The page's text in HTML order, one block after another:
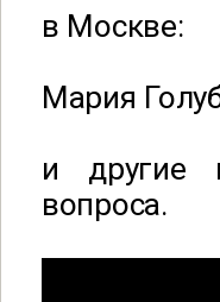
в Москве:
Мария
и другие
вопроса.